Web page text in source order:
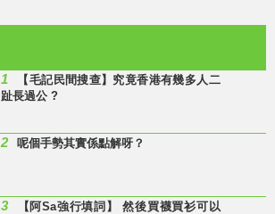
1
【毛記民間搜查】究竟香港有幾多人二
趾長過公 ?
2 呢個手勢其實係點解呀？
3
【阿Sa強行填詞】 然後買襪買衫可以